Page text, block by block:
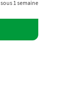
1 semaine